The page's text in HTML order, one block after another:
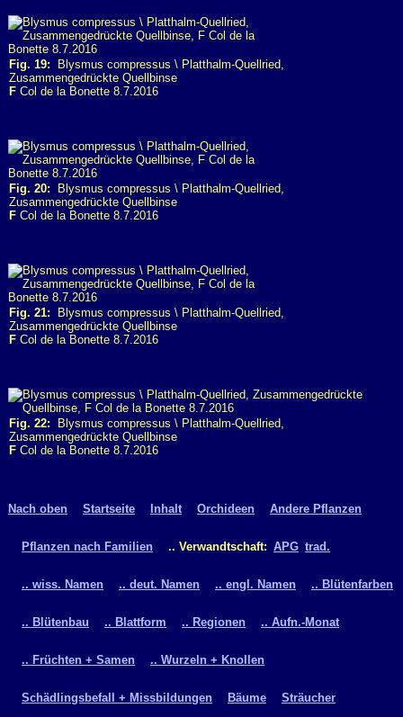
Fig. 19: Blysmus compressus \ Platthalm-Quellried,
Zusammengedrückte Quellbinse
F Col de la Bonette 8.7.2016
Fig. 20: Blysmus compressus \ Platthalm-Quellried,
Zusammengedrückte Quellbinse
F Col de la Bonette 8.7.2016
Fig. 21: Blysmus compressus \ Platthalm-Quellried,
Zusammengedrückte Quellbinse
F Col de la Bonette 8.7.2016
Fig. 22: Blysmus compressus \ Platthalm-Quellried,
Zusammengedrückte Quellbinse
F Col de la Bonette 8.7.2016
Nach oben Startseite Inhalt Orchideen Andere Pflanzen
Pflanzen nach Familien .. Verwandtschaft: APG trad.
.. wiss. Namen .. deut. Namen .. engl. Namen .. Blütenfarben
.. Blütenbau .. Blattform .. Regionen .. Aufn.-Monat
.. Früchten + Samen .. Wurzeln + Knollen
Schädlingsbefall + Missbildungen Bäume Sträucher